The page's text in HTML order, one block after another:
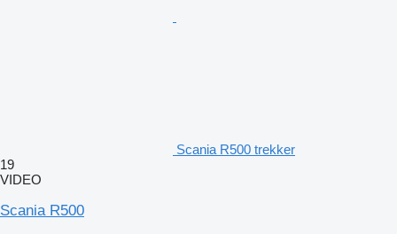
Scania R500 trekker
19
VIDEO
Scania R500